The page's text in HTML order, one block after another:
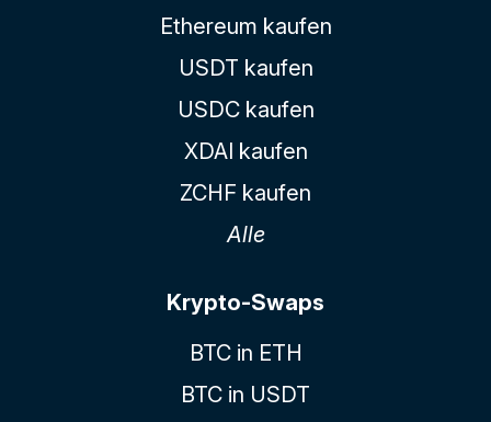
Ethereum kaufen
USDT kaufen
USDC kaufen
XDAI kaufen
ZCHF kaufen
Alle
Krypto-Swaps
BTC in ETH
BTC in USDT